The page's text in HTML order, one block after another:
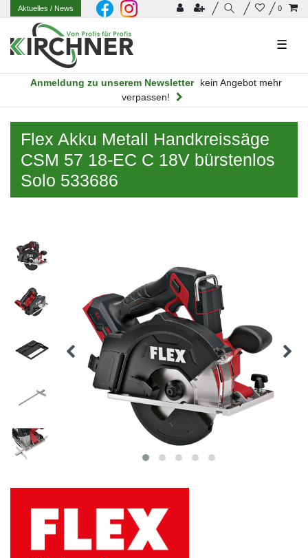
0
Aktuelles/ News
☰
Anmeldung zu unserem Newsletter
kein Angebot mehr
verpassen!
Flex Akku Metall Handkreissäge
CSM 57 18-EC C 18V bürstenlos
Solo 533686